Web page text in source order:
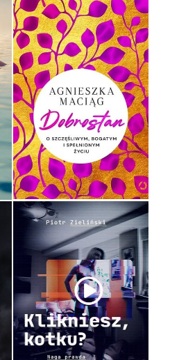
DOBROSTAN
AGNIESZKA MACIĄG
OPRAWA TWARDA
59,99 ZŁ
KLIKNIESZ, KOTKU?
PIOTR ZIELIŃSKI
OPRAWA MIĘKKA